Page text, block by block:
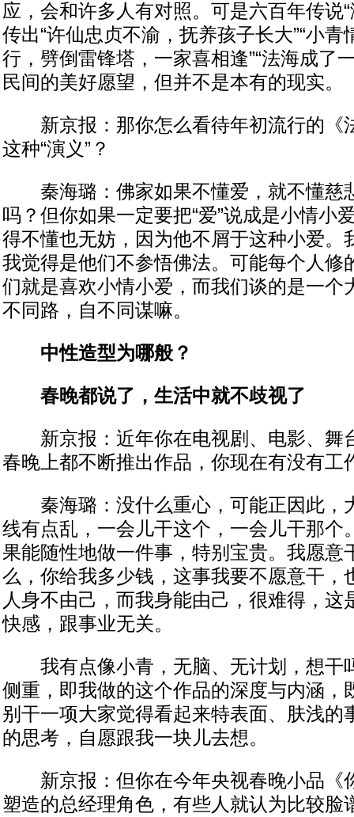
应，会和许多人有对照。可是六百年传说
传出“许仙忠贞不渝，抚养孩子长大”“小
行，劈倒雷锋塔，一家喜相逢”“法海成
民间的美好愿望，但并不是本有的现实。
新京报：那你怎么看待年初流行的《
这种“演义”？
秦海璐：佛家如果不懂爱，就不懂慈
吗？但你如果一定要把“爱”说成是小情小
得不懂也无妨，因为他不屑于这种小爱。
我觉得是他们不参悟佛法。可能每个人修
们就是喜欢小情小爱，而我们谈的是一个
不同路，自不同谋嘛。
中性造型为哪般？
春晚都说了，生活中就不歧视了
新京报：近年你在电视剧、电影、舞
春晚上都不断推出作品，你现在有没有工
秦海璐：没什么重心，可能正因此，
线有点乱，一会儿干这个，一会儿干那个
果能随性地做一件事，特别宝贵。我愿意
么，你给我多少钱，这事我要不愿意干，
人身不由己，而我身能由己，很难得，这
快感，跟事业无关。
我有点像小青，无脑、无计划，想干
侧重，即我做的这个作品的深度与内涵，
别干一项大家觉得看起来特表面、肤浅的
的思考，自愿跟我一块儿去想。
新京报：但你在今年央视春晚小品《
塑造的总经理角色，有些人就认为比较脸